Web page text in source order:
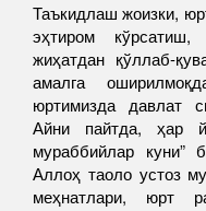
Таъкидлаш жоизки,
эҳтиром
жиҳатдан қўллаб-
амалга
юртимизда давлат
Айни пайтда, ҳар
мураббийлар куни”
Аллоҳ таоло устоз
меҳнатлари, юрт